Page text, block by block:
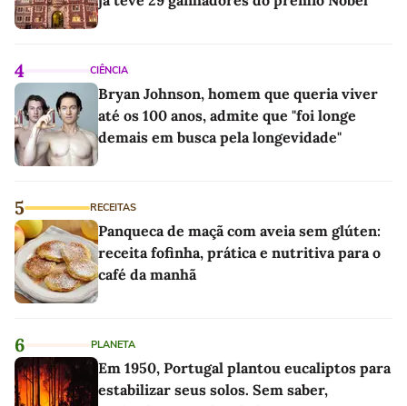
4 CIÊNCIA
Bryan Johnson, homem que queria viver
até os 100 anos, admite que "foi longe
demais em busca pela longevidade"
5 RECEITAS
Panqueca de maçã com aveia sem glúten:
receita fofinha, prática e nutritiva para o
café da manhã
6 PLANETA
Em 1950, Portugal plantou eucaliptos para
estabilizar seus solos. Sem saber,